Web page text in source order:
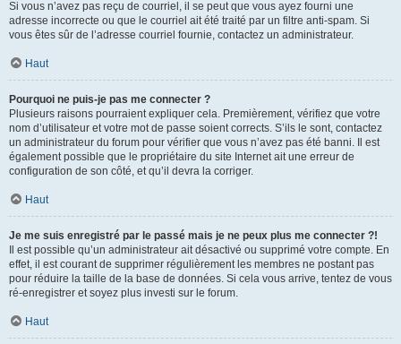
Si vous n’avez pas reçu de courriel, il se peut que vous ayez fourni une
adresse incorrecte ou que le courriel ait été traité par un filtre anti-spam. Si
vous êtes sûr de l’adresse courriel fournie, contactez un administrateur.
Haut
Pourquoi ne puis-je pas me connecter ?
Plusieurs raisons pourraient expliquer cela. Premièrement, vérifiez que votre
nom d’utilisateur et votre mot de passe soient corrects. S’ils le sont, contactez
un administrateur du forum pour vérifier que vous n’avez pas été banni. Il est
également possible que le propriétaire du site Internet ait une erreur de
configuration de son côté, et qu’il devra la corriger.
Haut
Je me suis enregistré par le passé mais je ne peux plus me connecter ?!
Il est possible qu’un administrateur ait désactivé ou supprimé votre compte. En
effet, il est courant de supprimer régulièrement les membres ne postant pas
pour réduire la taille de la base de données. Si cela vous arrive, tentez de vous
ré-enregistrer et soyez plus investi sur le forum.
Haut